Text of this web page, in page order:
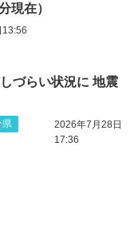
現在）
づらい状況に 地震
県
2026年7月28日
17:36